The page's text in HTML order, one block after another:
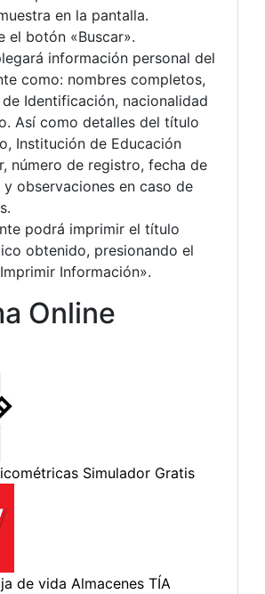
en la pantalla.
el botón «Buscar».
información personal del
como: nombres completos,
Identificación, nacionalidad
Así como detalles del título
Institución de Educación
número de registro, fecha de
observaciones en caso de
podrá imprimir el título
obtenido, presionando el
Información».
Online